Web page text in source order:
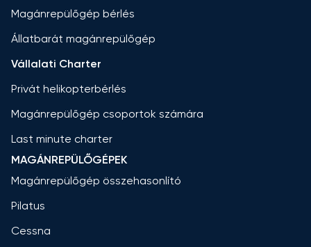
Magánrepülőgép bérlés
Állatbarát magánrepülőgép
Vállalati Charter
Privát helikopterbérlés
Magánrepülőgép csoportok számára
Last minute charter
MAGÁNREPÜLŐGÉPEK
Magánrepülőgép összehasonlító
Pilatus
Cessna